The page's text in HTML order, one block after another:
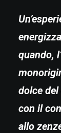
quando,
dolce
con il
allo